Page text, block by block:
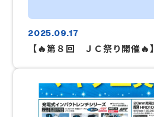
2025.09.17
【🔥第８回 ＪＣ祭り開催🔥】